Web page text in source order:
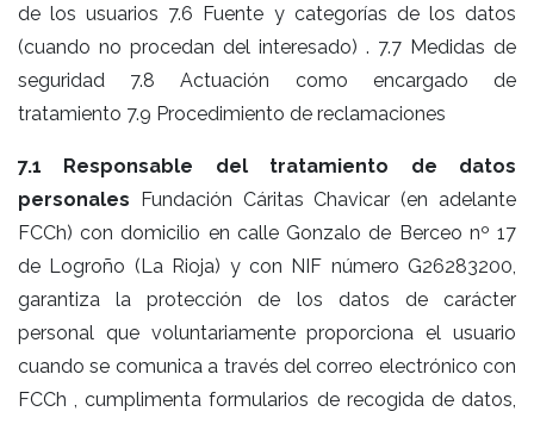
de los usuarios 7.6 Fuente y categorías de los datos
(cuando no procedan del interesado) . 7.7 Medidas de
seguridad 7.8 Actuación como encargado de
tratamiento 7.9 Procedimiento de reclamaciones
7.1 Responsable del tratamiento de datos
personales Fundación Cáritas Chavicar (en adelante
FCCh) con domicilio en calle Gonzalo de Berceo nº 17
de Logroño (La Rioja) y con NIF número G26283200,
garantiza la protección de los datos de carácter
personal que voluntariamente proporciona el usuario
cuando se comunica a través del correo electrónico con
FCCh , cumplimenta formularios de recogida de datos,